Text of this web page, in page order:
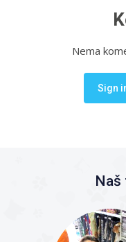
Nema
Sign
Naš